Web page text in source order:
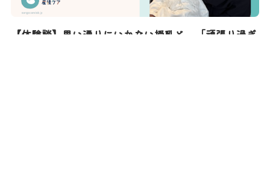
【体験談】思い通りにいかない授乳と、「頑張り過ぎ